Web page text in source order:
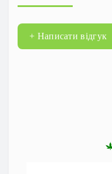
+ Написати відгук